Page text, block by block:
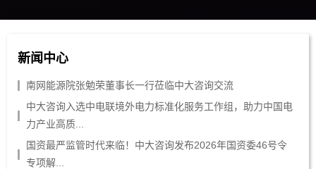
新闻中心
南网能源院张勉荣董事长一行莅临中大咨询交流
中大咨询入选中电联境外电力标准化服务工作组，助力中国电
力产业高质...
国资最严监管时代来临！中大咨询发布2026年国资委46号令
专项解...